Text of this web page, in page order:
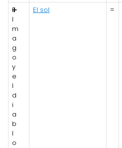
E
l
m
a
g
o
y
e
l
d
i
a
b
l
o
➕ El sol =